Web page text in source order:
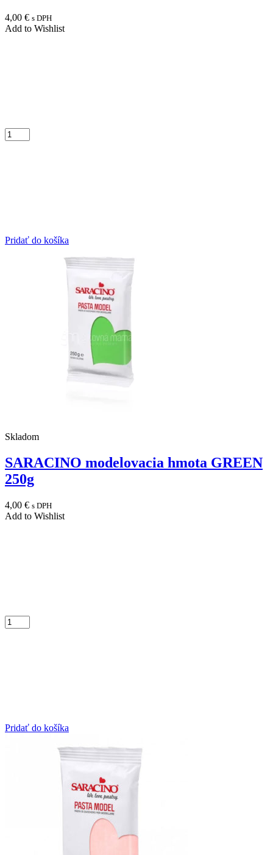
4,00 € s DPH
Add to Wishlist
Pridať do košíka
Skladom
SARACINO modelovacia hmota GREEN
250g
4,00 € s DPH
Add to Wishlist
Pridať do košíka